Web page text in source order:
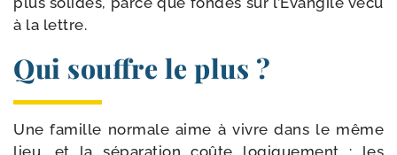
à la lettre.
Qui souffre le plus ?
Une famille nor­male aime à vivre dans le même
lieu, et la sépa­ra­tion coûte logi­que­ment : les